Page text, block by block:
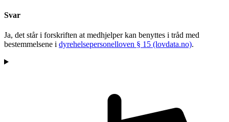
Svar
Ja, det står i forskriften at medhjelper kan benyttes i tråd med
bestemmelsene i dyrehelsepersonelloven § 15 (lovdata.no).